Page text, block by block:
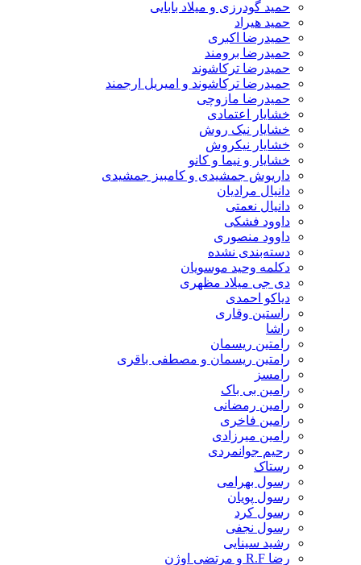
حمید گودرزی و میلاد بابایی
حمید هیراد
حمیدرضا اکبری
حمیدرضا برومند
حمیدرضا ترکاشوند
حمیدرضا ترکاشوند و امیریل ارجمند
حمیدرضا مازوچی
خشایار اعتمادی
خشایار نیک روش
خشایار نیکروش
خشایار و نیما و کانو
داریوش جمشیدی و کامبیز جمشیدی
دانیال مرادیان
دانیال نعمتی
داوود فشکی
داوود منصوری
دسته‌بندی نشده
دکلمه وحید موسویان
دی جی میلاد مظهری
دیاکو احمدی
راستین وقاری
رامتین ریسمان
رامتین ریسمان و مصطفی باقری
رامسز
رامین بی باک
رامین رمضانی
رامین فاخری
رامین میرزادی
رحیم جوانمردی
رستاک
رسول بهرامی
رسول پویان
رسول کرد
رسول نجفی
رشید سینایی